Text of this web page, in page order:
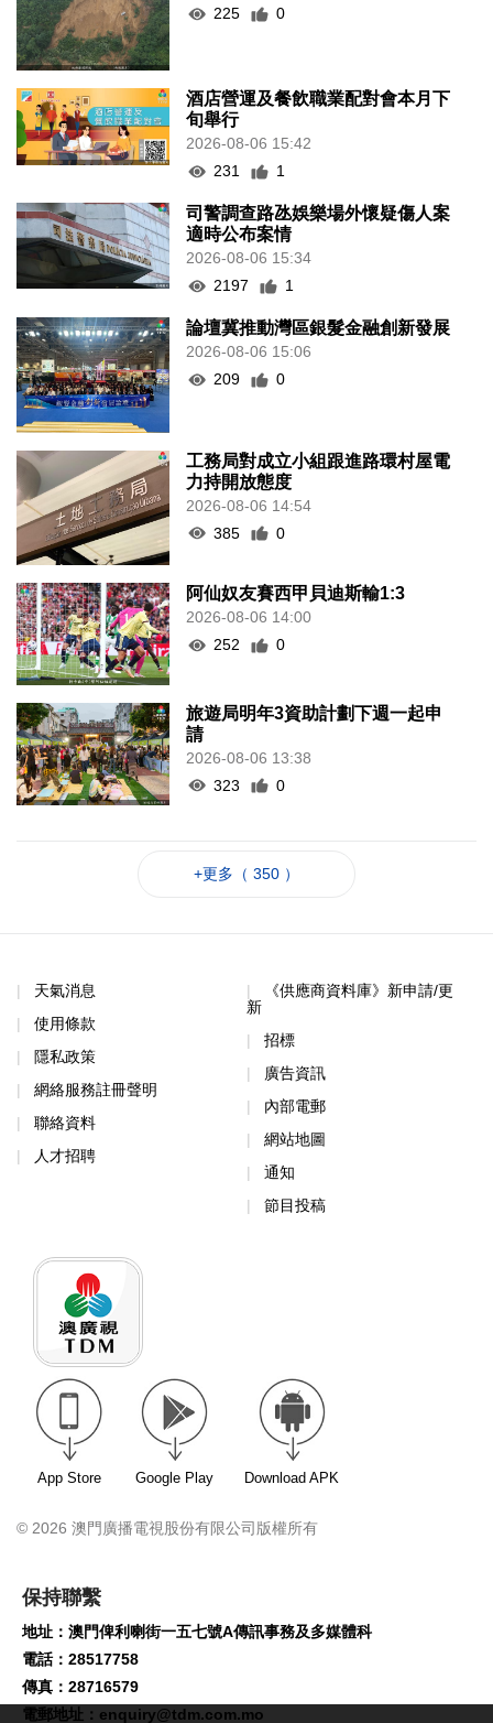
225
0
酒店營運及餐飲職業配對會本月下
旬舉行
2026-08-06 15:42
231
1
司警調查路氹娛樂場外懷疑傷人案
適時公布案情
2026-08-06 15:34
2197
1
論壇冀推動灣區銀髮金融創新發展
2026-08-06 15:06
209
0
工務局對成立小組跟進路環村屋電
力持開放態度
2026-08-06 14:54
385
0
阿仙奴友賽西甲貝迪斯輸1:3
2026-08-06 14:00
252
0
旅遊局明年3資助計劃下週一起申
請
2026-08-06 13:38
323
0
+更多（ 350 ）
天氣消息
使用條款
隱私政策
網絡服務註冊聲明
聯絡資料
人才招聘
《供應商資料庫》新申請/更
新
招標
廣告資訊
內部電郵
網站地圖
通知
節目投稿
App Store Google Play Download APK
© 2026 澳門廣播電視股份有限公司版權所有
保持聯繫
地址：澳門俾利喇街一五七號A傳訊事務及多媒體科
電話：28517758
傳真：28716579
電郵地址： enquiry@tdm.com.mo